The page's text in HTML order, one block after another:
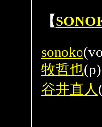
【
sonoko
牧哲也(p)
谷井直人